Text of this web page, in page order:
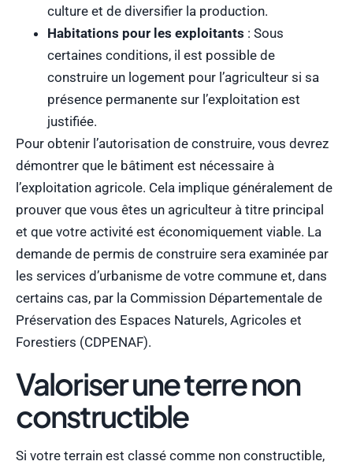
culture et de diversifier la production.
Habitations pour les exploitants : Sous
certaines conditions, il est possible de
construire un logement pour l’agriculteur si sa
présence permanente sur l’exploitation est
justifiée.
Pour obtenir l’autorisation de construire, vous devrez
démontrer que le bâtiment est nécessaire à
l’exploitation agricole. Cela implique généralement de
prouver que vous êtes un agriculteur à titre principal
et que votre activité est économiquement viable. La
demande de permis de construire sera examinée par
les services d’urbanisme de votre commune et, dans
certains cas, par la Commission Départementale de
Préservation des Espaces Naturels, Agricoles et
Forestiers (CDPENAF).
Valoriser une terre non
constructible
Si votre terrain est classé comme non constructible,